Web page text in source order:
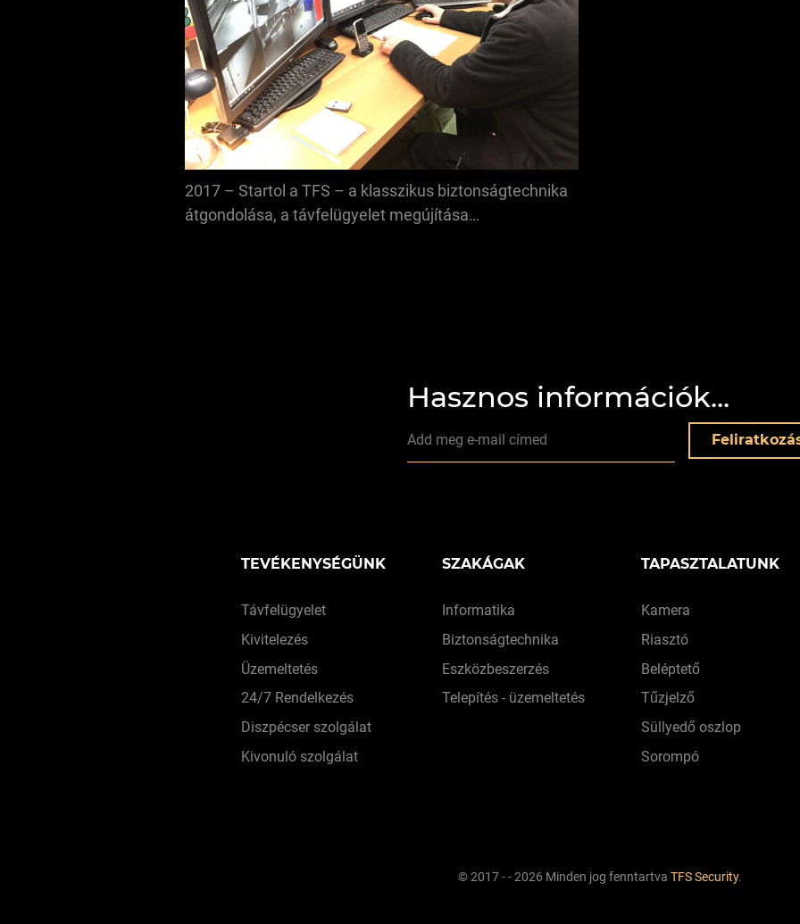
2017 – Startol a TFS – a klasszikus biztonságtechnika
átgondolása, a távfelügyelet megújítása…
Hasznos információk...
TEVÉKENYSÉGÜNK
Távfelügyelet
Kivitelezés
Üzemeltetés
24/7 Rendelkezés
Diszpécser szolgálat
Kivonuló szolgálat
SZAKÁGAK
Informatika
Biztonságtechnika
Eszközbeszerzés
Telepítés - üzemeltetés
TAPASZTALATUNK
Kamera
Riasztó
Beléptető
Tűzjelző
Süllyedő oszlop
Sorompó
© 2017 - - 2026 Minden jog fenntartva TFS Security.